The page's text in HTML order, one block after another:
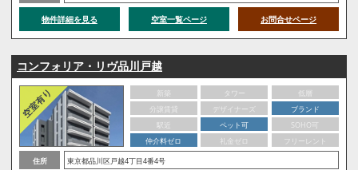
物件詳細を見る 空室一覧ページ お問合せページ
コンフォリア・リヴ品川戸越
新築 タワー
低層
分譲賃貸
デザイナーズ
ブランド
駅近
ペット可
SOHO可
仲介料ゼロ
礼金ゼロ
フリーレント
住所
東京都品川区戸越4丁目4番4号